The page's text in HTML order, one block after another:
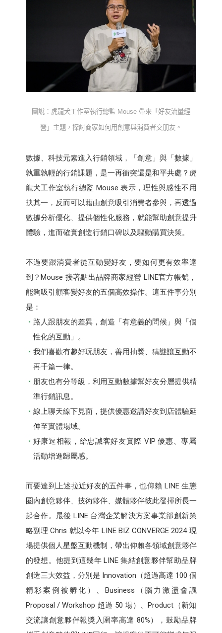
圖說：虎龍犬工作室執行總監 Mouse 帶來「好友流量經
營」主題，探討商家如何用創意與消費者交朋友。
數據、科技元素進入行銷領域，「創意」與「數據」
孰重孰輕的行銷課題，是一再衝突還是和平共處？虎
龍犬工作室執行總監 Mouse 表示，理性與感性不用
抉其一，反而可以藉由創意吸引消費者參與，再透過
數據分析優化、提供個性化服務，就能幫助創意提升
體驗，進而確實創造行銷口碑以及驅動購買決策。
不過要跟消費者從互動變好友，要如何更有效率達
到？Mouse 接著點出品牌商家經營 LINE官方帳號，
能夠吸引顧客變好友的五個高效操作。這五件事分別
是：
路人跟朋友的差異，創造「有意義的問候」與「個
性化的互動」。
我們喜歡有趣好玩朋友，善用抽獎、猜謎讓互動不
再千篇一律。
朋友也有分等級，利用互動數據幫好友分層提供精
準行銷訊息。
線上聊天線下見面，提供優惠邀請好友到店體驗延
伸至實體場域。
好康逗相報，給忠誠客好友實際 VIP 優惠、專屬
活動增進歸屬感。
而要達到上述拉近好友的五件事，也仰賴 LINE 生態
圈內創意夥伴、技術夥伴、媒體夥伴彼此發揮所長一
起合作。最後 LINE 台灣企業解決方案事業部創新策
略副理 Chris 就以今年 LINE BIZ CONVERGE 2024 現
場提供個人星盤互動機制，帶出仰賴各領域創意夥伴
的發想。他提到這幾年 LINE 集結創意夥伴幫助品牌
創造三大效益，分別是 Innovation（超過高達 100 個
精彩案例被孵化）、Business（腦力激盪會議
Proposal / Workshop 超過 50 場）、Product（新知
交流讓創意夥伴報獎入圍率高達 80%），鼓勵品牌